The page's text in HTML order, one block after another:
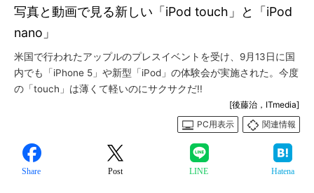
写真と動画で見る新しい「iPod touch」と「iPod
nano」
米国で行われたアップルのプレスイベントを受け、9月13日に国
内でも「iPhone 5」や新型「iPod」の体験会が実施された。今度
の「touch」は薄くて軽いのにサクサクだ!!
[後藤治，ITmedia]
PC用表示
関連情報
Share Post LINE Hatena